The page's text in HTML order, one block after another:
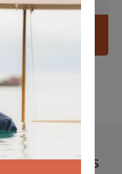
te pierdas